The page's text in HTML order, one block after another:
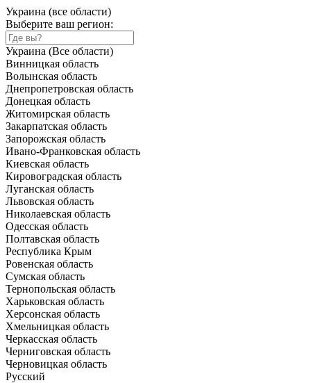
Украина (все области)
Выберите ваш регион:
Украина (Все области)
Винницкая область
Волынская область
Днепропетровская область
Донецкая область
Житомирская область
Закарпатская область
Запорожская область
Ивано-Франковская область
Киевская область
Кировоградская область
Луганская область
Львовская область
Николаевская область
Одесская область
Полтавская область
Республика Крым
Ровенская область
Сумская область
Тернопольская область
Харьковская область
Херсонская область
Хмельницкая область
Черкасская область
Черниговская область
Черновицкая область
Русский